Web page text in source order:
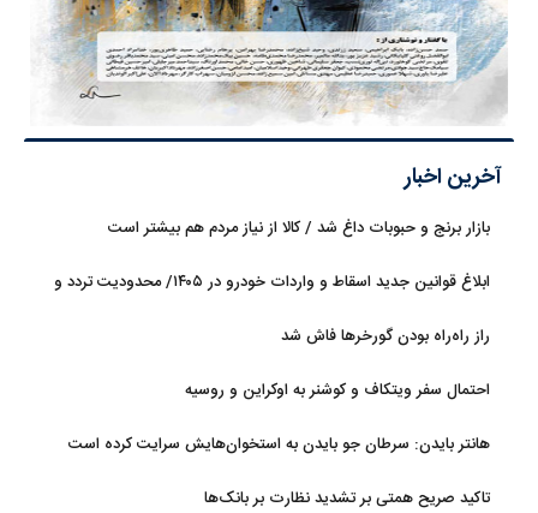
آخرین اخبار
بازار برنج و حبوبات داغ شد / کالا از نیاز مردم هم بیشتر است
ابلاغ قوانین جدید اسقاط و واردات خودرو در ۱۴۰۵/ محدودیت تردد و
راز راه‌راه بودن گورخرها فاش شد
احتمال سفر ویتکاف و کوشنر به اوکراین و روسیه
هانتر بایدن: سرطان جو بایدن به استخوان‌هایش سرایت کرده است
تاکید صریح همتی بر تشدید نظارت بر بانک‌ها